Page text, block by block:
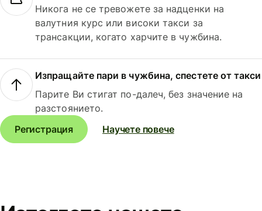
Никога не се тревожете за надценки на
валутния курс или високи такси за
трансакции, когато харчите в чужбина.
Изпращайте пари в чужбина, спестете от такси
Парите Ви стигат по-далеч, без значение на
разстоянието.
Регистрация
Научете повече